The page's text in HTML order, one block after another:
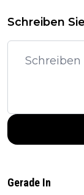
Schreiben
Gerade In